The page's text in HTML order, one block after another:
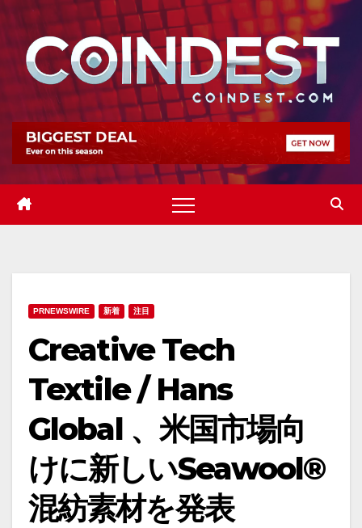
Skip
content
PRNEWSWIRE 新着 注目
Creative Tech
Textile / Hans
Global 、米国市場向
けに新しいSeawool®
混紡素材を発表